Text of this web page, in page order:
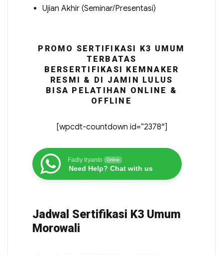
Ujian Akhir (Seminar/Presentasi)
PROMO SERTIFIKASI K3 UMUM
TERBATAS
BERSERTIFIKASI KEMNAKER
RESMI & DI JAMIN LULUS
BISA PELATIHAN ONLINE &
OFFLINE
[wpcdt-countdown id=”2378″]
Fadly Iryanto Online
Need Help? Chat with us
Jadwal Sertifikasi K3 Umum
Morowali